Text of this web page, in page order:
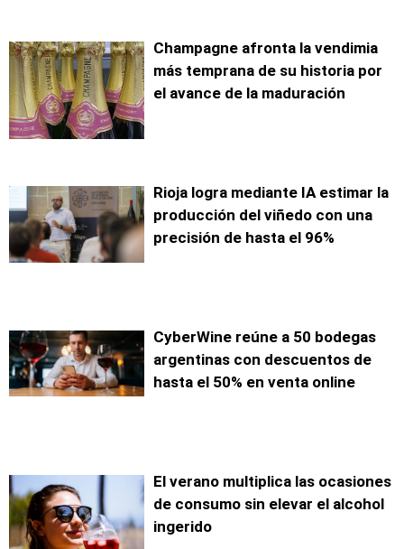
Champagne afronta la vendimia
más temprana de su historia por
el avance de la maduración
Rioja logra mediante IA estimar la
producción del viñedo con una
precisión de hasta el 96%
CyberWine reúne a 50 bodegas
argentinas con descuentos de
hasta el 50% en venta online
El verano multiplica las ocasiones
de consumo sin elevar el alcohol
ingerido